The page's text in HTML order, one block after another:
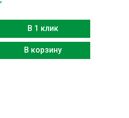
В 1 клик
В корзину